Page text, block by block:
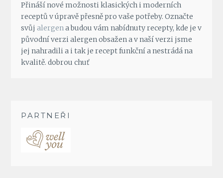
Přináší nové možnosti klasických i moderních
receptů v úpravě přesně pro vaše potřeby. Označte
svůj alergena budou vám nabídnuty recepty, kde je v
původní verzi alergen obsažen a v naší verzi jsme
jej nahradili a i tak je recept funkční a nestrádá na
kvalitě. dobrou chuť
PARTNEŘI